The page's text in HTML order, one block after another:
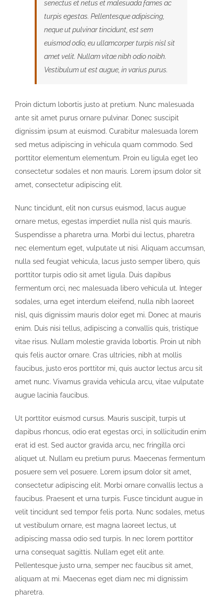
senectus et netus et malesuada fames ac
turpis egestas. Pellentesque adipiscing,
neque ut pulvinar tincidunt, est sem
euismod odio, eu ullamcorper turpis nisl sit
amet velit. Nullam vitae nibh odio noibh.
Vestibulum ut est augue, in varius purus.
Proin dictum lobortis justo at pretium. Nunc malesuada
ante sit amet purus ornare pulvinar. Donec suscipit
dignissim ipsum at euismod. Curabitur malesuada lorem
sed metus adipiscing in vehicula quam commodo. Sed
porttitor elementum elementum. Proin eu ligula eget leo
consectetur sodales et non mauris. Lorem ipsum dolor sit
amet, consectetur adipiscing elit.
Nunc tincidunt, elit non cursus euismod, lacus augue
ornare metus, egestas imperdiet nulla nisl quis mauris.
Suspendisse a pharetra urna. Morbi dui lectus, pharetra
nec elementum eget, vulputate ut nisi. Aliquam accumsan,
nulla sed feugiat vehicula, lacus justo semper libero, quis
porttitor turpis odio sit amet ligula. Duis dapibus
fermentum orci, nec malesuada libero vehicula ut. Integer
sodales, urna eget interdum eleifend, nulla nibh laoreet
nisl, quis dignissim mauris dolor eget mi. Donec at mauris
enim. Duis nisi tellus, adipiscing a convallis quis, tristique
vitae risus. Nullam molestie gravida lobortis. Proin ut nibh
quis felis auctor ornare. Cras ultricies, nibh at mollis
faucibus, justo eros porttitor mi, quis auctor lectus arcu sit
amet nunc. Vivamus gravida vehicula arcu, vitae vulputate
augue lacinia faucibus.
Ut porttitor euismod cursus. Mauris suscipit, turpis ut
dapibus rhoncus, odio erat egestas orci, in sollicitudin enim
erat id est. Sed auctor gravida arcu, nec fringilla orci
aliquet ut. Nullam eu pretium purus. Maecenas fermentum
posuere sem vel posuere. Lorem ipsum dolor sit amet,
consectetur adipiscing elit. Morbi ornare convallis lectus a
faucibus. Praesent et urna turpis. Fusce tincidunt augue in
velit tincidunt sed tempor felis porta. Nunc sodales, metus
ut vestibulum ornare, est magna laoreet lectus, ut
adipiscing massa odio sed turpis. In nec lorem porttitor
urna consequat sagittis. Nullam eget elit ante.
Pellentesque justo urna, semper nec faucibus sit amet,
aliquam at mi. Maecenas eget diam nec mi dignissim
pharetra.